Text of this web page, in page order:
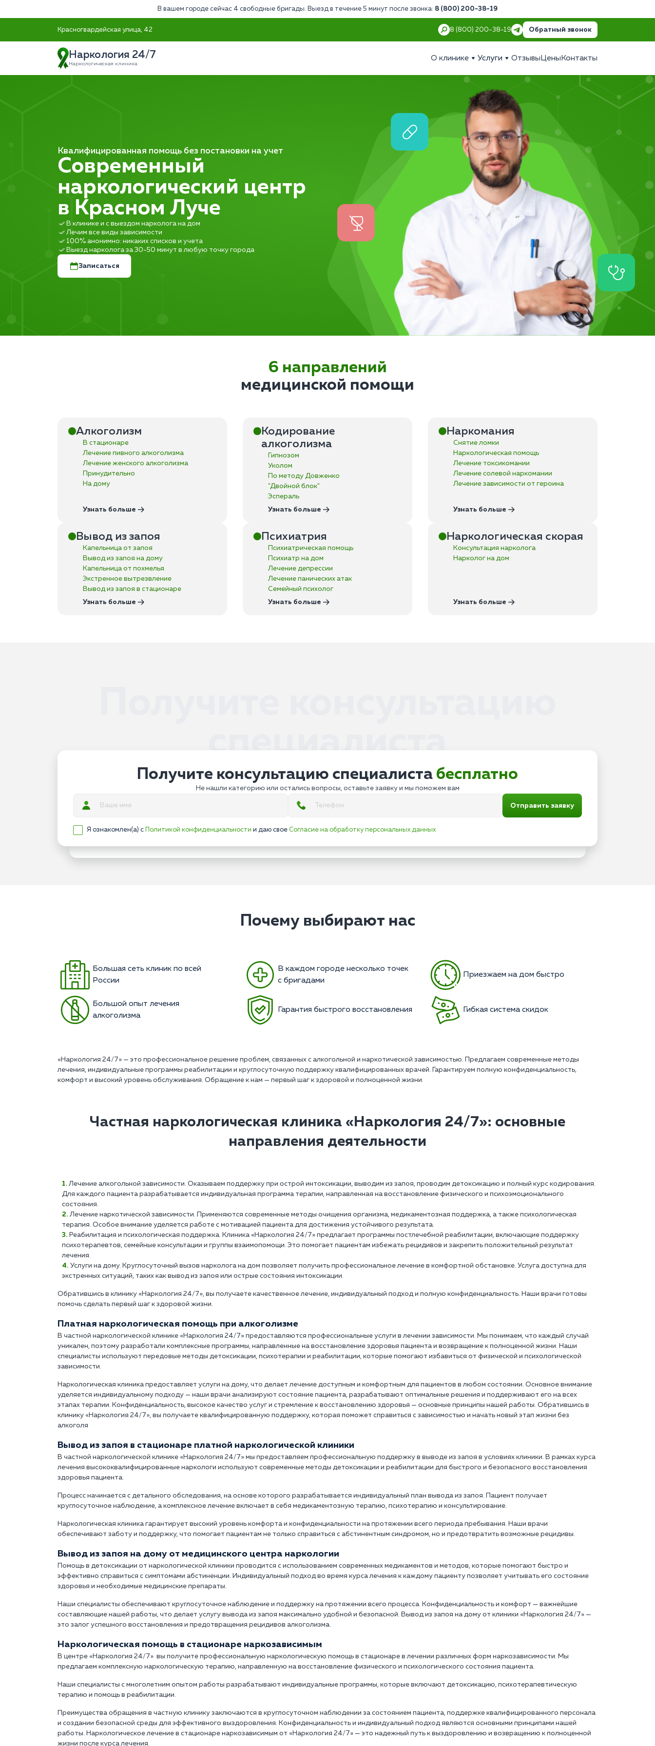
В вашем городе сейчас 4 свободные бригады. Выезд в течение 5 минут после звонка: 8 (800) 200-38-19
Красногвардейская улица, 42 8 (800) 200-38-19 Обратный звонок
Наркология 24/7
Наркологическая клиника
О клинике Услуги Отзывы Цены Контакты
Квалифицированная помощь без постановки на учет
Современный
наркологический центр
в Красном Луче
В клинике и с выездом нарколога на дом
Лечим все виды зависимости
100% анонимно: никаких списков и учета
Выезд нарколога за 30-50 минут в любую точку города
Записаться
6 направлений
медицинской помощи
Алкоголизм
В стационаре
Лечение пивного алкоголизма
Лечение женского алкоголизма
Принудительно
На дому
Узнать больше
Кодирование
алкоголизма
Гипнозом
Уколом
По методу Довженко
"Двойной блок"
Эспераль
Узнать больше
Наркомания
Снятие ломки
Наркологическая помощь
Лечение токсикомании
Лечение солевой наркомании
Лечение зависимости от героина
Узнать больше
Вывод из запоя
Капельница от запоя
Вывод из запоя на дому
Капельница от похмелья
Экстренное вытрезвление
Вывод из запоя в стационаре
Узнать больше
Психиатрия
Психиатрическая помощь
Психиатр на дом
Лечение депрессии
Лечение панических атак
Семейный психолог
Узнать больше
Наркологическая скорая
Консультация нарколога
Нарколог на дом
Узнать больше
специалиста
Получите консультацию специалиста бесплатно
Не нашли категорию или остались вопросы, оставьте заявку и мы поможем вам
Отправить заявку
Я ознакомлен(а) с Политикой конфиденциальности и даю свое Согласие на обработку персональных данных
Почему выбирают нас
Большая сеть клиник по всей
России
В каждом городе несколько точек
с бригадами
Приезжаем на дом быстро
Большой опыт лечения
алкоголизма
Гарантия быстрого восстановления Гибкая система скидок
«Наркология 24/7» — это профессиональное решение проблем, связанных с алкогольной и наркотической зависимостью. Предлагаем современные методы
лечения, индивидуальные программы реабилитации и круглосуточную поддержку квалифицированных врачей. Гарантируем полную конфиденциальность,
комфорт и высокий уровень обслуживания. Обращение к нам — первый шаг к здоровой и полноценной жизни.
Частная наркологическая клиника «Наркология 24/7»: основные
направления деятельности
Лечение алкогольной зависимости. Оказываем поддержку при острой интоксикации, выводим из запоя, проводим детоксикацию и полный курс кодирования.
Для каждого пациента разрабатывается индивидуальная программа терапии, направленная на восстановление физического и психоэмоционального
состояния.
Лечение наркотической зависимости. Применяются современные методы очищения организма, медикаментозная поддержка, а также психологическая
терапия. Особое внимание уделяется работе с мотивацией пациента для достижения устойчивого результата.
Реабилитация и психологическая поддержка. Клиника «Наркология 24/7» предлагает программы постлечебной реабилитации, включающие поддержку
психотерапевтов, семейные консультации и группы взаимопомощи. Это помогает пациентам избежать рецидивов и закрепить положительный результат
лечения.
Услуги на дому. Круглосуточный вызов нарколога на дом позволяет получить профессиональное лечение в комфортной обстановке. Услуга доступна для
экстренных ситуаций, таких как вывод из запоя или острые состояния интоксикации.
Обратившись в клинику «Наркология 24/7», вы получаете качественное лечение, индивидуальный подход и полную конфиденциальность. Наши врачи готовы
помочь сделать первый шаг к здоровой жизни.
Платная наркологическая помощь при алкоголизме
В частной наркологической клинике «Наркология 24/7» предоставляются профессиональные услуги в лечении зависимости. Мы понимаем, что каждый случай
уникален, поэтому разработали комплексные программы, направленные на восстановление здоровья пациента и возвращение к полноценной жизни. Наши
специалисты используют передовые методы детоксикации, психотерапии и реабилитации, которые помогают избавиться от физической и психологической
зависимости.
Наркологическая клиника предоставляет услуги на дому, что делает лечение доступным и комфортным для пациентов в любом состоянии. Основное внимание
уделяется индивидуальному подходу — наши врачи анализируют состояние пациента, разрабатывают оптимальные решения и поддерживают его на всех
этапах терапии. Конфиденциальность, высокое качество услуг и стремление к восстановлению здоровья — основные принципы нашей работы. Обратившись в
клинику «Наркология 24/7», вы получаете квалифицированную поддержку, которая поможет справиться с зависимостью и начать новый этап жизни без
алкоголя
Вывод из запоя в стационаре платной наркологической клиники
В частной наркологической клинике «Наркология 24/7» мы предоставляем профессиональную поддержку в выводе из запоя в условиях клиники. В рамках курса
лечения высококвалифицированные наркологи используют современные методы детоксикации и реабилитации для быстрого и безопасного восстановления
здоровья пациента.
Процесс начинается с детального обследования, на основе которого разрабатывается индивидуальный план вывода из запоя. Пациент получает
круглосуточное наблюдение, а комплексное лечение включает в себя медикаментозную терапию, психотерапию и консультирование.
Наркологическая клиника гарантирует высокий уровень комфорта и конфиденциальности на протяжении всего периода пребывания. Наши врачи
обеспечивают заботу и поддержку, что помогает пациентам не только справиться с абстинентным синдромом, но и предотвратить возможные рецидивы.
Вывод из запоя на дому от медицинского центра наркологии
Помощь в детоксикации от наркологической клиники проводится с использованием современных медикаментов и методов, которые помогают быстро и
эффективно справиться с симптомами абстиненции. Индивидуальный подход во время курса лечения к каждому пациенту позволяет учитывать его состояние
здоровья и необходимые медицинские препараты.
Наши специалисты обеспечивают круглосуточное наблюдение и поддержку на протяжении всего процесса. Конфиденциальность и комфорт — важнейшие
составляющие нашей работы, что делает услугу вывода из запоя максимально удобной и безопасной. Вывод из запоя на дому от клиники «Наркология 24/7» —
это залог успешного восстановления и предотвращения рецидивов алкоголизма.
Наркологическая помощь в стационаре наркозависимым
В центре «Наркология 24/7» вы получите профессиональную наркологическую помощь в стационаре в лечении различных форм наркозависимости. Мы
предлагаем комплексную наркологическую терапию, направленную на восстановление физического и психологического состояния пациента.
Наши специалисты с многолетним опытом работы разрабатывают индивидуальные программы, которые включают детоксикацию, психотерапевтическую
терапию и помощь в реабилитации.
Преимущества обращения в частную клинику заключаются в круглосуточном наблюдении за состоянием пациента, поддержке квалифицированного персонала
и создании безопасной среды для эффективного выздоровления. Конфиденциальность и индивидуальный подход являются основными принципами нашей
работы. Наркологическое лечение в стационаре наркозависимым от «Наркология 24/7» — это надежный путь к выздоровлению и возвращению к полноценной
жизни после курса лечения.